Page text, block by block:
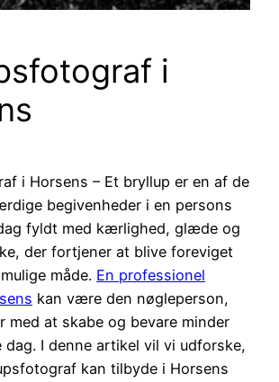
i
i Horsens – Et bryllup er en af de
begivenheder i en persons
fyldt med kærlighed, glæde og
der fortjener at blive foreviget
måde. En professionel
kan være den nøgleperson,
med at skabe og bevare minder
dag. I denne artikel vil vi udforske,
kan tilbyde i Horsens